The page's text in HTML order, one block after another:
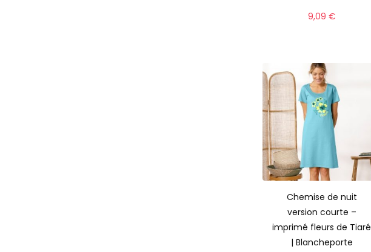
9,09 €
Chemise de nuit
version courte –
imprimé fleurs de Tiaré
| Blancheporte